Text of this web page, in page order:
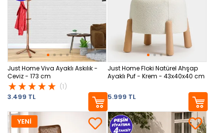
Just Home Viva Ayaklı Askılık -
Ceviz - 173 cm
(1)
3.499 TL
Just Home Floki Natürel Ahşap
Ayaklı Puf - Krem - 43x40x40 cm
5.999 TL
YENİ